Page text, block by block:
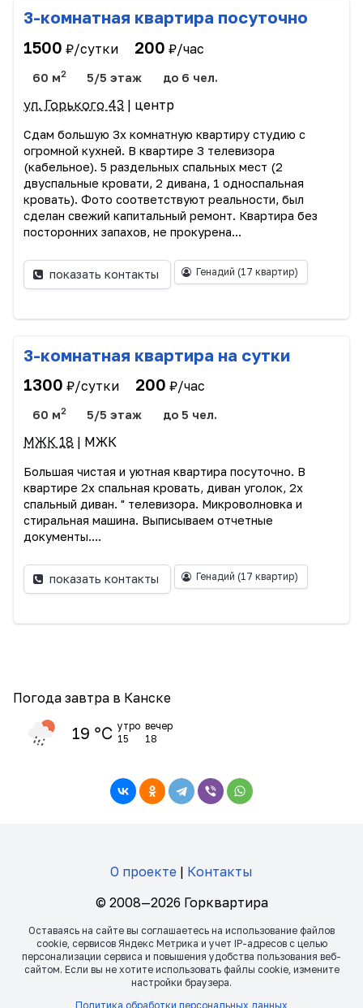
3-комнатная квартира посуточно
1500 ₽/сутки 200 ₽/час
60 м2 5/5 этаж до 6 чел.
ул. Горького 43 | центр
Сдам большую 3х комнатную квартиру студию с
огромной кухней. В квартире 3 телевизора
(кабельное). 5 раздельных спальных мест (2
двуспальные кровати, 2 дивана, 1 односпальная
кровать). Фото соответствуют реальности, был
сделан свежий капитальный ремонт. Квартира без
посторонних запахов, не прокурена...
показать контакты Генадий (17 квартир)
3-комнатная квартира на сутки
1300 ₽/сутки 200 ₽/час
60 м2 5/5 этаж до 5 чел.
МЖК 18 | МЖК
Большая чистая и уютная квартира посуточно. В
квартире 2х спальная кровать, диван уголок, 2х
спальный диван. " телевизора. Микроволновка и
стиральная машина. Выписываем отчетные
документы....
показать контакты Генадий (17 квартир)
Погода завтра в Канске
19 ℃ утро
15
вечер
18
О проекте | Контакты
© 2008—2026 Горквартира
Оставаясь на сайте вы соглашаетесь на использование файлов
сookie, сервисов Яндекс Метрика и учет IP-адресов с целью
персонализации сервиса и повышения удобства пользования веб-
сайтом. Если вы не хотите использовать файлы сookie, измените
настройки браузера.
Политика обработки персональных данных